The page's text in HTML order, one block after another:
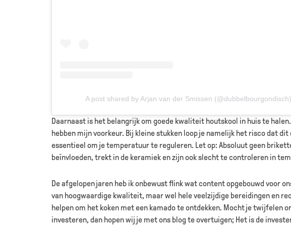
A post shared by Arjan van der Smissen (@dubbelbourgondisch)
Daarnaast is het belangrijk om goede kwaliteit houtskool in huis te
hebben mijn voorkeur. Bij kleine stukken loop je namelijk het risco dat
essentieel om je temperatuur te reguleren. Let op: Absoluut geen
beïnvloeden, trekt in de keramiek en zijn ook slecht te controleren in
De afgelopen jaren heb ik onbewust flink wat content opgebouwd voor
van hoogwaardige kwaliteit, maar wel hele veelzijdige bereidingen en
helpen om het koken met een kamado te ontdekken. Mocht je twijfelen
investeren, dan hopen wij je met ons blog te overtuigen; Het is de